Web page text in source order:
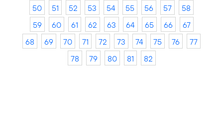
50
51 52 53 54 55 56 57
58
59
60 61 62 63 64 65 66
67
68
69 70 71 72 73 74 75 76
77
78
79 80 81 82